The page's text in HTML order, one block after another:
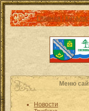
Главная|
Меню
Новости